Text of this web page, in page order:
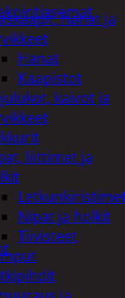
hanat ja
Hanat
Kaapistot
kaivot ja
liittimet ja
Nipat ja holkit
Tiivisteet